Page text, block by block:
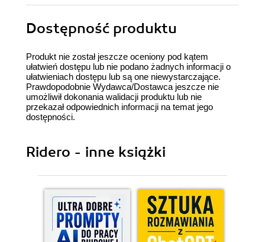
Dostępność produktu
Produkt nie został jeszcze oceniony pod kątem
ułatwień dostępu lub nie podano żadnych informacji o
ułatwieniach dostępu lub są one niewystarczające.
Prawdopodobnie Wydawca/Dostawca jeszcze nie
umożliwił dokonania walidacji produktu lub nie
przekazał odpowiednich informacji na temat jego
dostępności.
Ridero - inne książki